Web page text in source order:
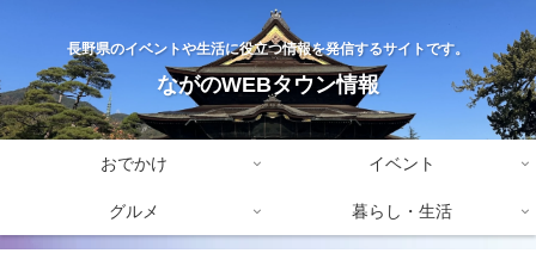
長野県のイベントや生活に役立つ情報を発信するサイトです。
ながのWEBタウン情報
おでかけ イベント
グルメ 暮らし・生活